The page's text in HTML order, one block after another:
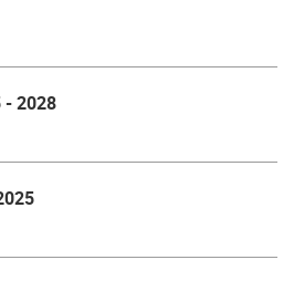
- 2028